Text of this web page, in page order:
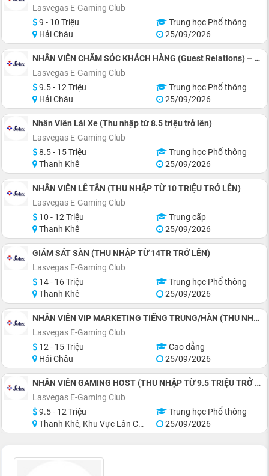
Lasvegas E-Gaming Club
9 - 10 Triệu
Trung học Phổ thông
Hải Châu
25/09/2026
NHÂN VIÊN CHĂM SÓC KHÁCH HÀNG (Guest Relations) – THU NHẬP TỪ 9,5 TRIỆU TRỞ LÊN
Lasvegas E-Gaming Club
9.5 - 12 Triệu
Trung học Phổ thông
Hải Châu
25/09/2026
Nhân Viên Lái Xe (Thu nhập từ 8.5 triệu trở lên)
Lasvegas E-Gaming Club
8.5 - 15 Triệu
Trung học Phổ thông
Thanh Khê
25/09/2026
NHÂN VIÊN LỄ TÂN (THU NHẬP TỪ 10 TRIỆU TRỞ LÊN)
Lasvegas E-Gaming Club
10 - 12 Triệu
Trung cấp
Thanh Khê
25/09/2026
GIÁM SÁT SÀN (THU NHẬP TỪ 14TR TRỞ LÊN)
Lasvegas E-Gaming Club
14 - 16 Triệu
Trung học Phổ thông
Thanh Khê
25/09/2026
NHÂN VIÊN VIP MARKETING TIẾNG TRUNG/HÀN (THU NHẬP 12 TRIỆU TRỞ LÊN)
Lasvegas E-Gaming Club
12 - 15 Triệu
Cao đẳng
Hải Châu
25/09/2026
NHÂN VIÊN GAMING HOST (THU NHẬP TỪ 9.5 TRIỆU TRỞ LÊN)
Lasvegas E-Gaming Club
9.5 - 12 Triệu
Trung học Phổ thông
Thanh Khê, Khu Vực Lân Cận Đà Nẵng
25/09/2026